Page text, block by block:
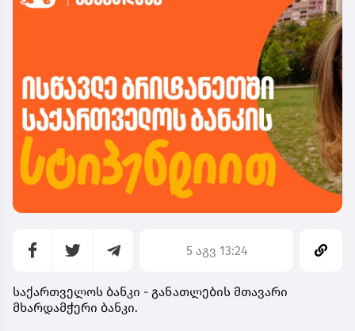
5 აგვ 13:24
საქართველოს ბანკი - განათლების მთავარი
მხარდამჭერი ბანკი.